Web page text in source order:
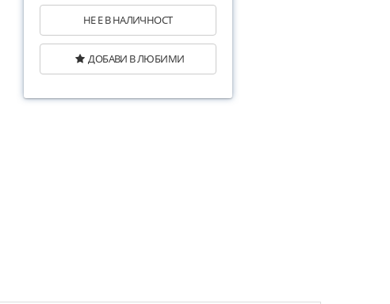
НЕ Е В НАЛИЧНОСТ
ДОБАВИ В ЛЮБИМИ